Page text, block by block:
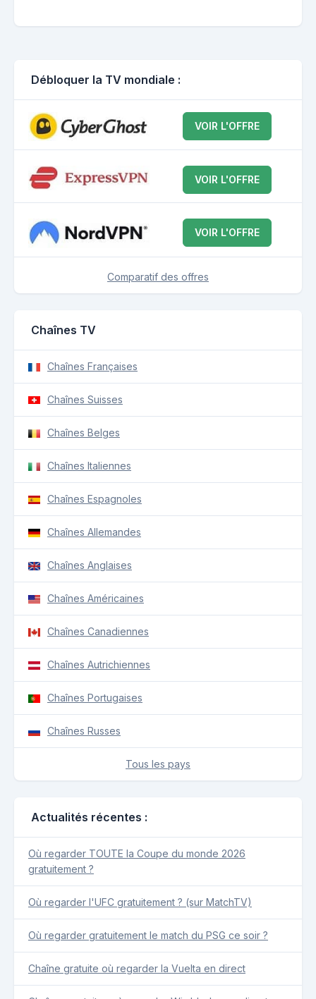
Débloquer la TV mondiale :
VOIR L'OFFRE
VOIR L'OFFRE
VOIR L'OFFRE
Comparatif des offres
Chaînes TV
Chaînes Françaises
Chaînes Suisses
Chaînes Belges
Chaînes Italiennes
Chaînes Espagnoles
Chaînes Allemandes
Chaînes Anglaises
Chaînes Américaines
Chaînes Canadiennes
Chaînes Autrichiennes
Chaînes Portugaises
Chaînes Russes
Tous les pays
Actualités récentes :
Où regarder TOUTE la Coupe du monde 2026
gratuitement ?
Où regarder l'UFC gratuitement ? (sur MatchTV)
Où regarder gratuitement le match du PSG ce soir ?
Chaîne gratuite où regarder la Vuelta en direct